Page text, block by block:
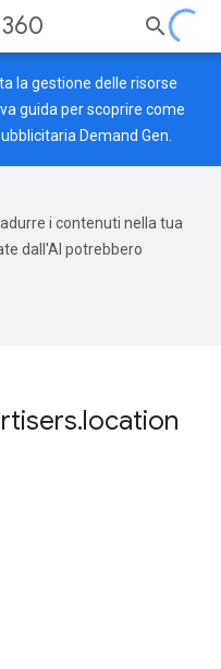
la gestione delle risorse
guida per scoprire come
Demand Gen.
i contenuti nella tua
dall'AI potrebbero
.location